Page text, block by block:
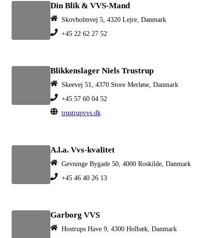
Din Blik & VVS-Mand
Skovholmvej 5, 4320 Lejre, Danmark
+45 22 62 27 52
Blikkenslager Niels Trustrup
Skeevej 51, 4370 Store Merløse, Danmark
+45 57 60 04 52
trustrupvvs.dk
A.l.a. Vvs-kvalitet
Gevninge Bygade 50, 4000 Roskilde, Danmark
+45 46 40 26 13
Garborg VVS
Hostrups Have 9, 4300 Holbæk, Danmark